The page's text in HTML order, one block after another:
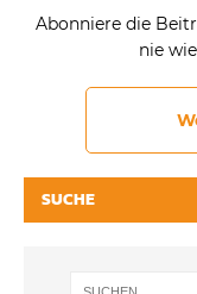
Abonniere die
nie
SUCHE